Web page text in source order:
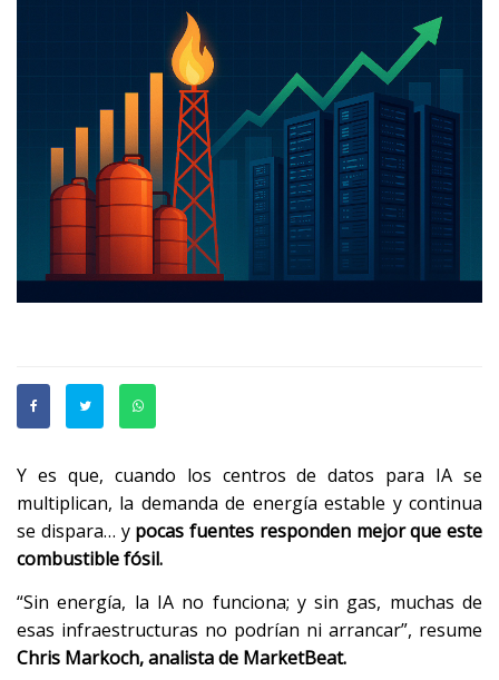
Y es que, cuando los centros de datos para IA se
multiplican, la demanda de energía estable y continua
se dispara… y pocas fuentes responden mejor que este
combustible fósil.
“Sin energía, la IA no funciona; y sin gas, muchas de
esas infraestructuras no podrían ni arrancar”, resume
Chris Markoch, analista de MarketBeat.